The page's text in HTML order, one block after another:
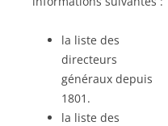
la liste des
directeurs
généraux depuis
1801.
la liste des